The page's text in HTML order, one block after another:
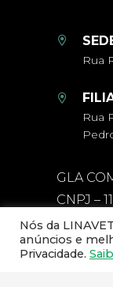
Rua
Rua
GLA
CNPJ –
Nós da
anúncios e
Privacidade.